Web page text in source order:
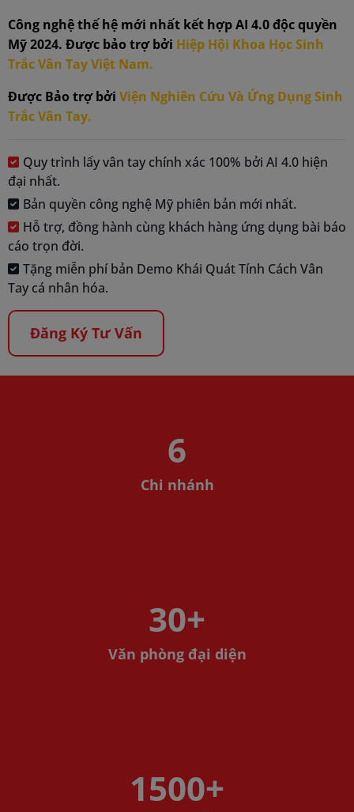
Công nghệ thế hệ mới nhất kết hợp AI 4.0 độc quyền
Mỹ 2024. Được bảo trợ bởi Hiệp Hội Khoa Học Sinh
Trắc Vân Tay Việt Nam.
Được Bảo trợ bởi Viện Nghiên Cứu Và Ứng Dụng Sinh
Trắc Vân Tay.
Quy trình lấy vân tay chính xác 100% bởi AI 4.0 hiện
đại nhất.
Bản quyền công nghệ Mỹ phiên bản mới nhất.
Hỗ trợ, đồng hành cùng khách hàng ứng dụng bài báo
cáo trọn đời.
Tặng miễn phí bản Demo Khái Quát Tính Cách Vân
Tay cá nhân hóa.
Đăng Ký Tư Vấn
6
Chi nhánh
30+
Văn phòng đại diện
1500+